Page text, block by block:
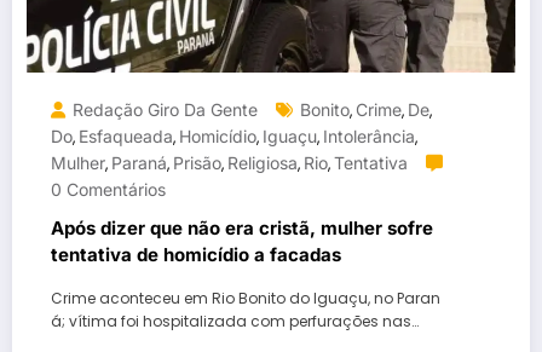
Redação Giro Da Gente Bonito, Crime, De,
Do, Esfaqueada, Homicídio, Iguaçu, Intolerância,
Mulher, Paraná, Prisão, Religiosa, Rio,Tentativa
0 Comentários
Após dizer que não era cristã, mulher sofre
tentativa de homicídio a facadas
Crime aconteceu em Rio Bonito do Iguaçu, no Paran
á; vítima foi hospitalizada com perfurações nas…